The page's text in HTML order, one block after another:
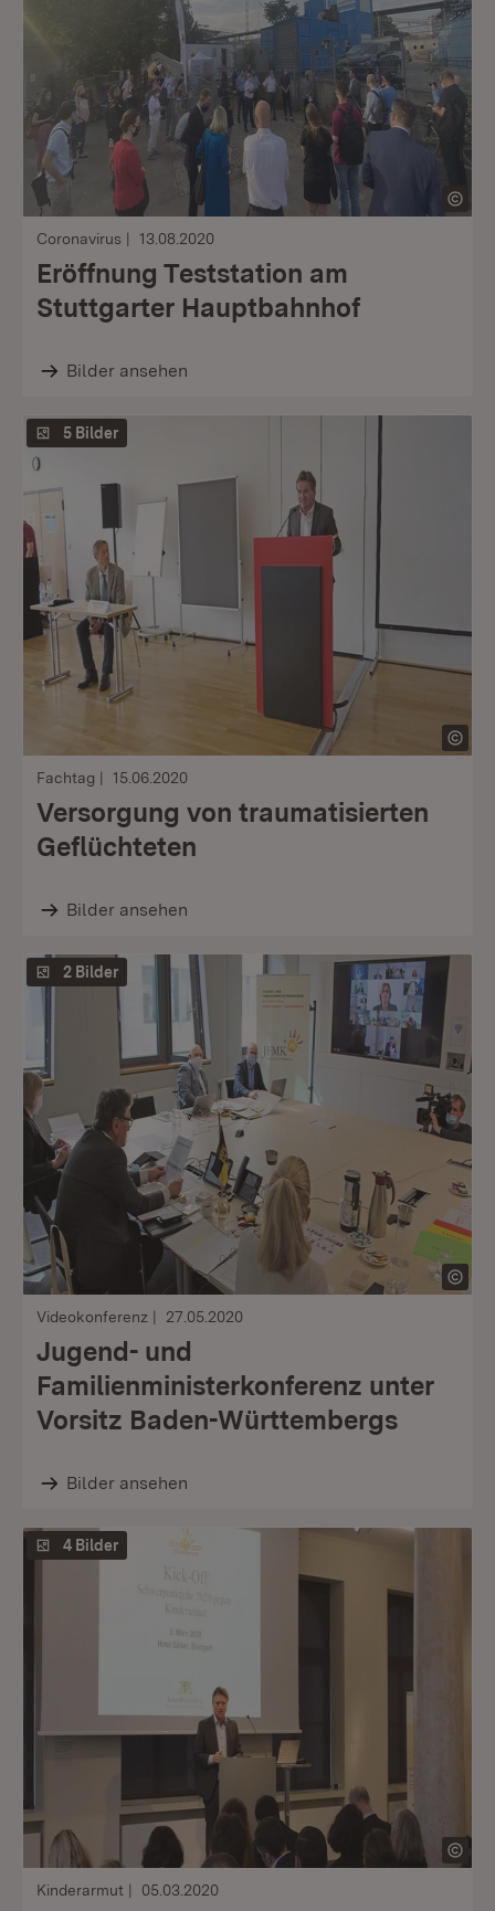
Coronavirus 13.08.2020
Eröffnung Teststation am
Stuttgarter Hauptbahnhof
Bilder ansehen
5 Bilder
Fachtag 15.06.2020
Versorgung von traumatisierten
Geflüchteten
Bilder ansehen
2 Bilder
Videokonferenz 27.05.2020
Jugend- und
Familienministerkonferenz unter
Vorsitz Baden-Württembergs
Bilder ansehen
4 Bilder
Kinderarmut 05.03.2020